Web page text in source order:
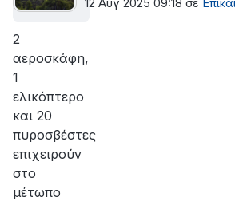
12 Αυγ 2025 09:18 σε
2
αεροσκάφη,
1
ελικόπτερο
και 20
πυροσβέστες
επιχειρούν
στο
μέτωπο